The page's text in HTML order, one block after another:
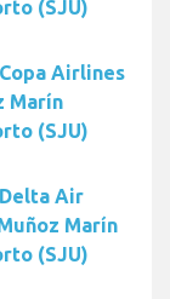
(SJU)
Airlines
Marín
(SJU)
Air
Marín
(SJU)